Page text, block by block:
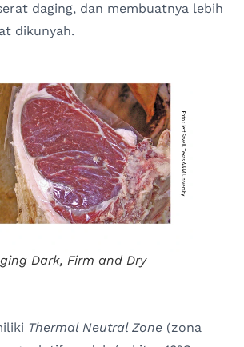
daging, dan membuatnya lebih
dikunyah.
Dark, Firm and Dry
Thermal Neutral Zone (zona